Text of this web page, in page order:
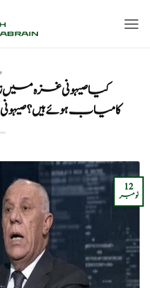
کیا صیہونی غزہ
کامیاب ہوئے
12
نومبر